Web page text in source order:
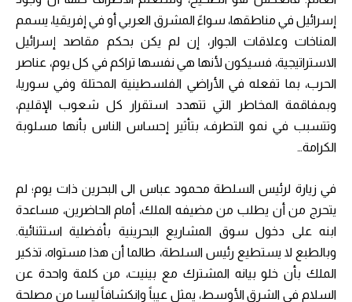
إسرائيل في مناطقها، سواءً المشرق العربي أو في إفريقيا، يسمم
المناخات وعلاقات الجوار، إن لم يكن بحكم مقاصد إسرائيل
الاستراتيجية، فسيكون لأنها هي نفسها تراكم في كل يوم، عناصر
الحرب، بما تفعله في الأراضي الفلسطينية المحتلة وفي سوريا،
وبمفاقمة المخاطر التي تتهدد استقرار كل شعوب الإقليم،
وتتسبب في نمو التطرف، بتأثير إحساس الناس بأنها مسلوبة
الكرامة…
في زيارة لرئيس السلطة محمود عباس الى البحرين ذات يوم؛ لم
يتحرج من أن يطلب من مضيفه الملك، أمام الحاضرين، مساعدة
ابنه على دخول سوق المشاريع البحرينية بأفضلية استثنائية.
وبالطبع لا يستطيع رئيس السلطة، طالما أن هذا مستواه، تذكير
الملك بأن خلو بيانه المشترك مع بينيت، من كلمة واحدة عن
السلام في الشرق الأوسط، يمثل عيباً وانكشافاً ليسا من مصلحة